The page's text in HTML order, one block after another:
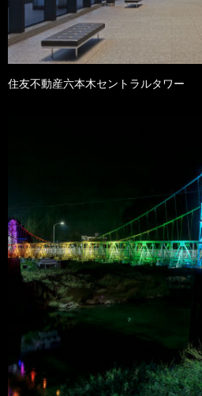
住友不動産六本木セントラルタワー